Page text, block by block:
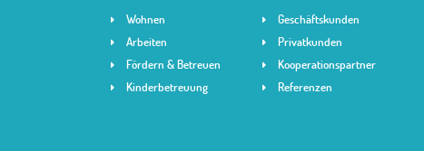
Wohnen
Arbeiten
Fördern & Betreuen
Kinderbetreuung
Geschäftskunden
Privatkunden
Kooperationspartner
Referenzen